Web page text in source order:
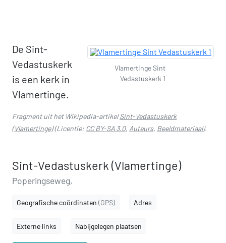
Vlamertinge Sint
Vedastuskerk 1
De Sint-
Vedastuskerk
is een kerk in
Vlamertinge.
Fragment uit het Wikipedia-artikelSint-Vedastuskerk
(Vlamertinge)(Licentie: CC BY-SA 3.0, Auteurs, Beeldmateriaal).
Sint-Vedastuskerk (Vlamertinge)
Poperingseweg,
Geografische coördinaten (GPS) Adres
Externe links Nabijgelegen plaatsen